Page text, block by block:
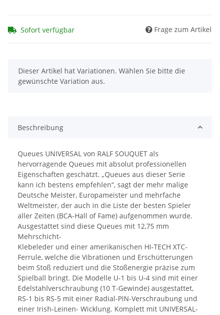
Sofort verfügbar Frage zum Artikel
x
Dieser Artikel hat Variationen. Wählen Sie bitte die
gewünschte Variation aus.
Beschreibung
Queues UNIVERSAL von RALF SOUQUET als
hervorragende Queues mit absolut professionellen
Eigenschaften geschätzt. „Queues aus dieser Serie
kann ich bestens empfehlen“, sagt der mehr malige
Deutsche Meister, Europameister und mehrfache
Weltmeister, der auch in die Liste der besten Spieler
aller Zeiten (BCA-Hall of Fame) aufgenommen wurde.
Ausgestattet sind diese Queues mit 12,75 mm
Mehrschicht-
Klebeleder und einer amerikanischen HI-TECH XTC-
Ferrule, welche die Vibrationen und Erschütterungen
beim Stoß reduziert und die Stoßenergie präzise zum
Spielball bringt. Die Modelle U-1 bis U-4 sind mit einer
Edelstahlverschraubung (10 T-Gewinde) ausgestattet,
RS-1 bis RS-5 mit einer Radial-PIN-Verschraubung und
einer Irish-Leinen- Wicklung. Komplett mit UNIVERSAL-